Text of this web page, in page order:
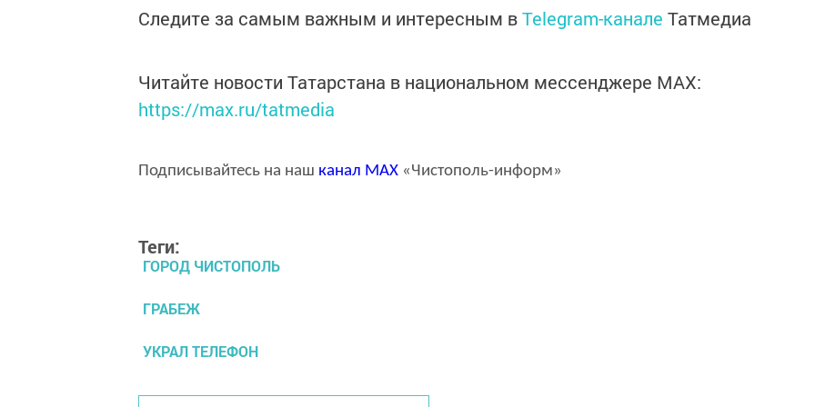
Следите за самым важным и интересным вTelegram-канале Татмедиа
Читайте новости Татарстана в национальном мессенджере MАХ:
https://max.ru/tatmedia
Подписывайтесь на наш канал MAX «Чистополь-информ»
Теги:
ГОРОД ЧИСТОПОЛЬ
ГРАБЕЖ
УКРАЛ ТЕЛЕФОН